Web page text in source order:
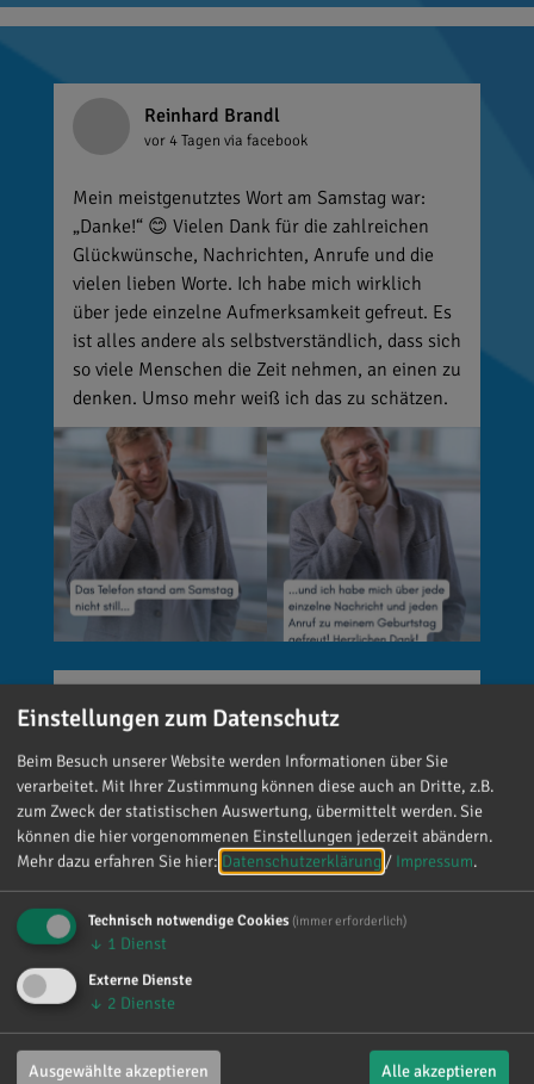
Reinhard Brandl
vor 4 Tagen via facebook
Mein meistgenutztes Wort am Samstag war:
„Danke!“ 😊 Vielen Dank für die zahlreichen
Glückwünsche, Nachrichten, Anrufe und die
vielen lieben Worte. Ich habe mich wirklich
über jede einzelne Aufmerksamkeit gefreut. Es
ist alles andere als selbstverständlich, dass sich
so viele Menschen die Zeit nehmen, an einen zu
denken. Umso mehr weiß ich das zu schätzen.
vor 5 Tagenvia facebook
🚨 Neues EU-Gesetz seit dem 2. August! Ab
sofort gelten neue Vorschriften für die
Kennzeichnung bestimmter KI-Inhalte. ⚠️
Wichtig zu wissen: Wer
kennzeichnungspflichtige KI-Inhalte
veröffentlicht und diese nicht entsprechend
kennzeichnet, riskiert Bußgelder von bis zu 15
Millionen Euro. 📌 Was muss gekennzeichnet
werden? Unter anderem KI-generierte oder KI-
manipulierte Inhalte, die echte Personen, Orte
oder Ereignisse täuschend echt darstellen (z. B.
Einstellungen zum Datenschutz
Beim Besuch unserer Website werden Informationen über Sie
verarbeitet. Mit Ihrer Zustimmung können diese auch an Dritte, z.B.
zum Zweck der statistischen Auswertung, übermittelt werden. Sie
können die hier vorgenommenen Einstellungen jederzeit abändern.
Mehr dazu erfahren Sie hier: Datenschutzerklärung / Impressum.
Technisch notwendige Cookies (immer erforderlich)
↓ 1 Dienst
Externe Dienste
↓ 2 Dienste
Ausgewählte akzeptieren Alle akzeptieren